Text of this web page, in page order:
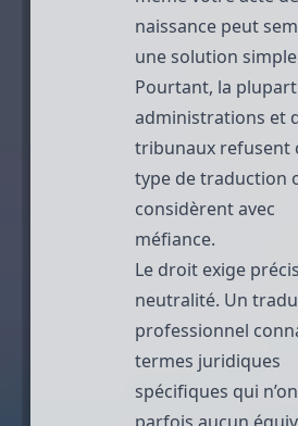
naissance peut
une solution
Pourtant, la
administrations et
tribunaux refusent
type de traduction
considèrent avec
méfiance.
Le droit exige
neutralité. Un
professionnel
termes juridiques
spécifiques qui